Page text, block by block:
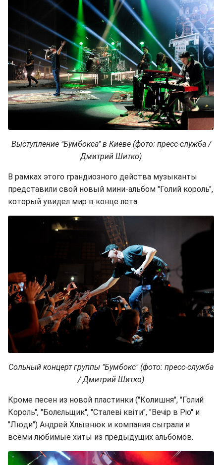
Выступление "Бумбокса" в Киеве (фото: пресс-служба /
Дмитрий Шитко)
В рамках этого грандиозного действа музыканты
представили свой новый мини-альбом "Голий король",
который увидел мир в конце лета.
Сольный концерт группы "Бумбокс" (фото: пресс-служба
/ Дмитрий Шитко)
Кроме песен из новой пластинки ("Колишня", "Голий
Король", "Болєльщик", "Сталеві квіти", "Вечір в Ріо" и
"Люди") Андрей Хлывнюк и компания сыграли и
всеми любимые хиты из предыдущих альбомов.